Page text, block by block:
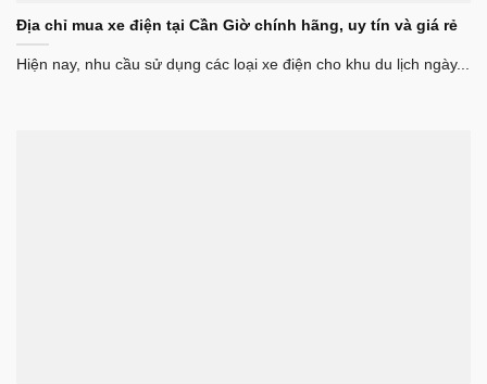
Địa chỉ mua xe điện tại Cần Giờ chính hãng, uy tín và giá rẻ
Hiện nay, nhu cầu sử dụng các loại xe điện cho khu du lịch ngày...